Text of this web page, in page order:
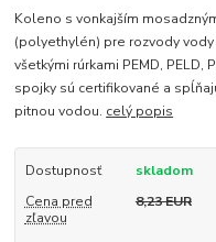
Koleno s vonkajším
(polyethylén) pre rozvody
všetkými rúrkami PEMD, PELD,
spojky sú certifikované a
pitnou vodou. celý popis
Dostupnosť
skladom
Cena pred
zľavou
8,23 EUR